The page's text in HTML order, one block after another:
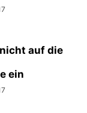
auf die
ein